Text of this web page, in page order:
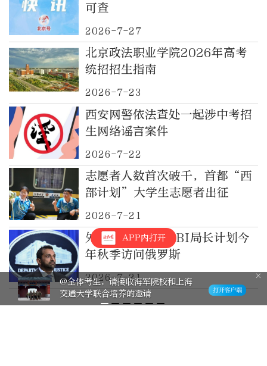
可查
2026-7-27
北京政法职业学院2026年高考
统招招生指南
2026-7-23
西安网警依法查处一起涉中考招
生网络谣言案件
2026-7-22
志愿者人数首次破千，首都“西
部计划”大学生志愿者出征
2026-7-21
外媒爆料：美国FBI局长计划今
年秋季访问俄罗斯
2026-7-21
APP内打开
@全体考生，请接收海军院校和上海
交通大学联合培养的邀请